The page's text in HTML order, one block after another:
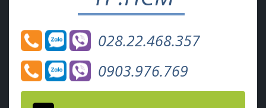
028.22.468.357
0903.976.769